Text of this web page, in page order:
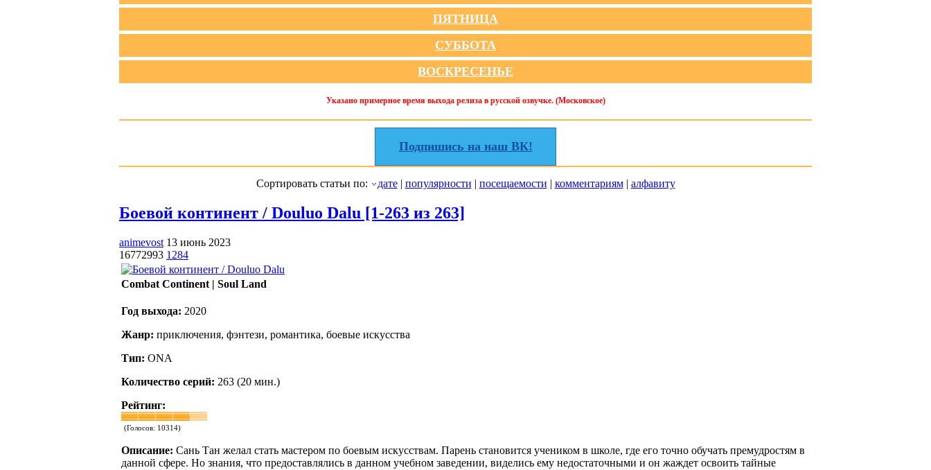
ПЯТНИЦА
СУББОТА
ВОСКРЕСЕНЬЕ
Указано примерное время выхода релиза в русской озвучке. (Московское)
Подпишись на наш ВК!
Сортировать статьи по: дате| популярности | посещаемости | комментариям| алфавиту
Боевой континент / Douluo Dalu [1-263 из 263]
animevost 13 июнь 2023
16772993 1284
Combat Continent | Soul Land
Год выхода: 2020
Жанр: приключения, фэнтези, романтика, боевые искусства
Тип: ONA
Количество серий: 263 (20 мин.)
Рейтинг:
(Голосов: 10314)
Описание: Сань Тан желал стать мастером по боевым искусствам. Парень становится учеником в школе, где его точно обучать премудростям в
данной сфере. Но знания, что предоставлялись в данном учебном заведении, виделись ему недостаточными и он жаждет освоить тайные